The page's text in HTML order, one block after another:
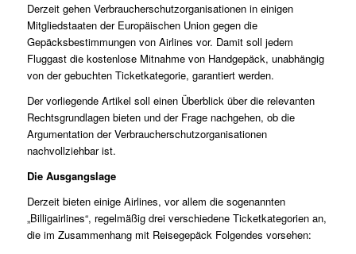
Derzeit gehen Verbraucherschutzorganisationen in einigen
Mitgliedstaaten der Europäischen Union gegen die
Gepäcksbestimmungen von Airlines vor. Damit soll jedem
Fluggast die kostenlose Mitnahme von Handgepäck, unabhängig
von der gebuchten Ticketkategorie, garantiert werden.
Der vorliegende Artikel soll einen Überblick über die relevanten
Rechtsgrundlagen bieten und der Frage nachgehen, ob die
Argumentation der Verbraucherschutzorganisationen
nachvollziehbar ist.
Die Ausgangslage
Derzeit bieten einige Airlines, vor allem die sogenannten
„Billigairlines“, regelmäßig drei verschiedene Ticketkategorien an,
die im Zusammenhang mit Reisegepäck Folgendes vorsehen: